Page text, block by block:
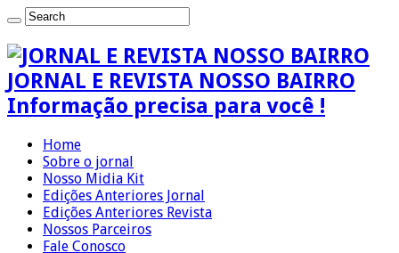
JORNAL E REVISTA NOSSO BAIRRO
Informação precisa para você !
Home
Sobre o jornal
Nosso Midia Kit
Edições Anteriores Jornal
Edições Anteriores Revista
Nossos Parceiros
Fale Conosco